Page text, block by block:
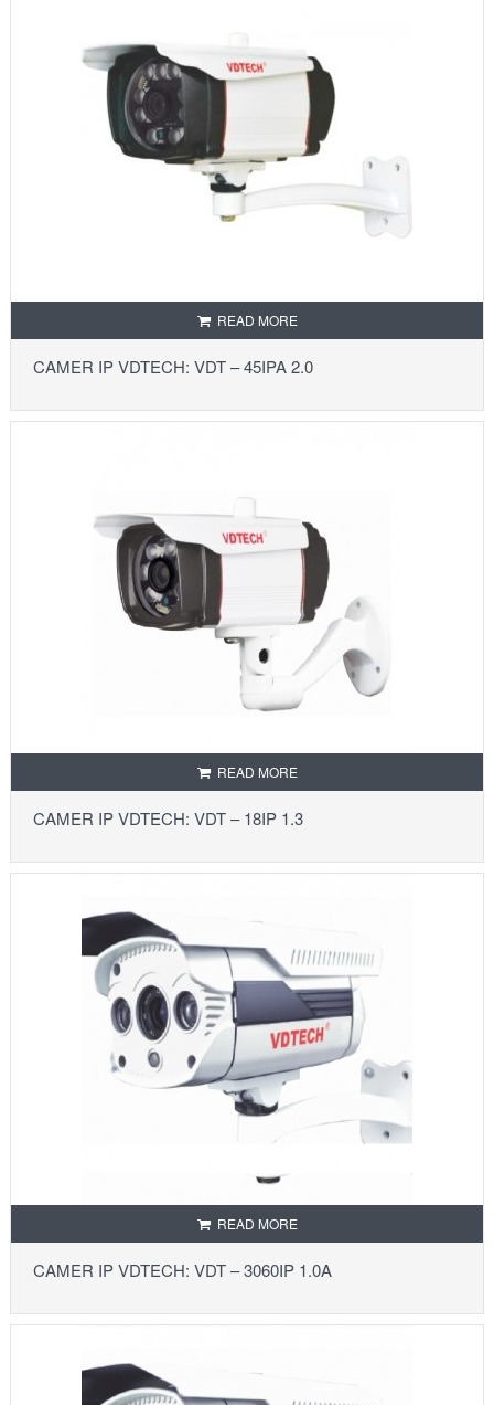
READ MORE
CAMER IP VDTECH: VDT – 45IPA 2.0
READ MORE
CAMER IP VDTECH: VDT – 18IP 1.3
READ MORE
CAMER IP VDTECH: VDT – 3060IP 1.0A